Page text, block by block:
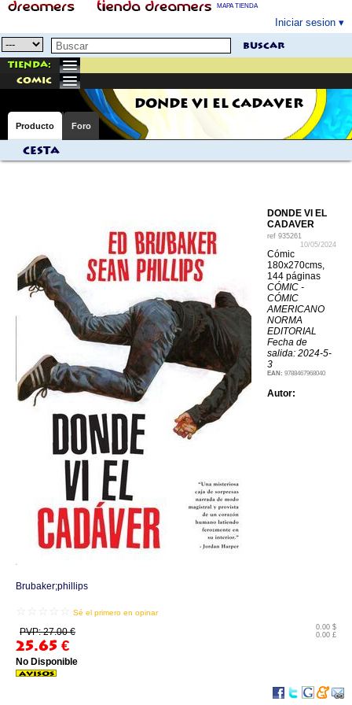
MAPA TIENDA
Iniciar sesion
buscar
Tienda:
comic
DONDE VI EL CADAVER
Producto Foro
Cesta
DONDE VI EL
CADAVER
ref 935261
10/05/2024
Cómic
180x270cms,
144 páginas
CÓMIC -
CÓMIC
AMERICANO
NORMA
EDITORIAL
Fecha de
salida: 2024-5-
3
EAN: 9788467968040
Autor:
Brubaker;phillips
Sé el primero en opinar
PVP: 27.00 €
25.65 €
0.00 $
0.00 £
No Disponible